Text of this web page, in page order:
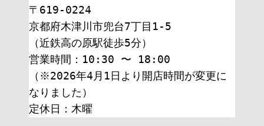
〒619-0224
京都府木津川市兜台7丁目1-5
（近鉄高の原駅徒歩5分）
営業時間：10:30 〜 18:00
（※2026年4月1日より開店時間が変更に
なりました）
定休日：木曜